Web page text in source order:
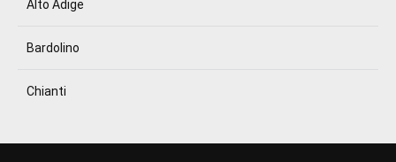
Alto Adige
Bardolino
Chianti